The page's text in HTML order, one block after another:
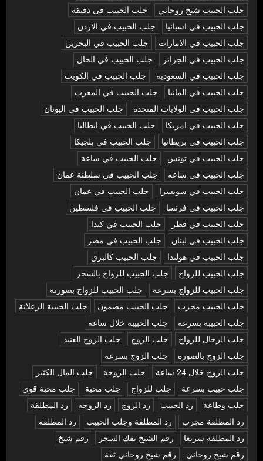
جلب الحبيب شيخ روحاني
جلب الحبيب فى دقيقة
جلب الحبيب في اسبانيا
جلب الحبيب في الاردن
جلب الحبيب في الامارات
جلب الحبيب في البحرين
جلب الحبيب في الجزائر
جلب الحبيب في الحال
جلب الحبيب في السعودية
جلب الحبيب في الكويت
جلب الحبيب في المانيا
جلب الحبيب في المغرب
جلب الحبيب في الولايات المتحدة
جلب الحبيب في اليونان
جلب الحبيب في امريكا
جلب الحبيب في ايطاليا
جلب الحبيب في بريطانيا
جلب الحبيب في بلجيكا
جلب الحبيب في تونس
جلب الحبيب في ساعة
جلب الحبيب في ساعه
جلب الحبيب في سلطنة عمان
جلب الحبيب في سويسرا
جلب الحبيب في عمان
جلب الحبيب في فرنسا
جلب الحبيب في فلسطين
جلب الحبيب في قطر
جلب الحبيب في كندا
جلب الحبيب في لبنان
جلب الحبيب في مصر
جلب الحبيب في هولندا
جلب الحبيب كالبرق
جلب الحبيب للزواج
جلب الحبيب للزواج بالسحر
جلب الحبيب للزواج بسرعه
جلب الحبيب للزواج بصورته
جلب الحبيب مجرب
جلب الحبيب مضمون
جلب الحبيبة الزعلانة
جلب الحبيبة بسرعة
جلب الحبيبة خلال ساعة
جلب الرجال للزواج
جلب الزوج
جلب الزوج العنيد
جلب الزوج بالصورة
جلب الزوج بسرعة
جلب الزوج خلال 24 ساعة
جلب الزوجة
جلب المال الكثير
جلب حبيب بسرعة
جلب للزواج جلب محبة
جلب محبة قوي
جلب وطاعة
رد الحبيب رد الزوج رد الزوجه
رد المطلقة
رد المطلقة مجرب
رد المطلقة وجلب الحبيب
رد المطلقه
رد المطلقه سريعا
رقم الشيخ يفك السحر
رقم شيخ
رقم شيخ روحاني
رقم شيخ روحاني ثقة